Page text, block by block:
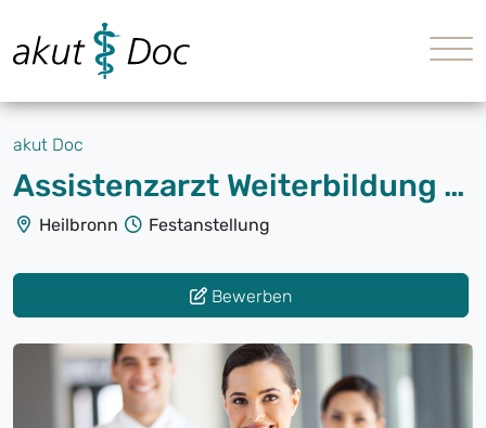
akut Doc
Assistenzarzt Weiterbildung Arbeitsmedizin (m/w/d)
Heilbronn Festanstellung
Bewerben